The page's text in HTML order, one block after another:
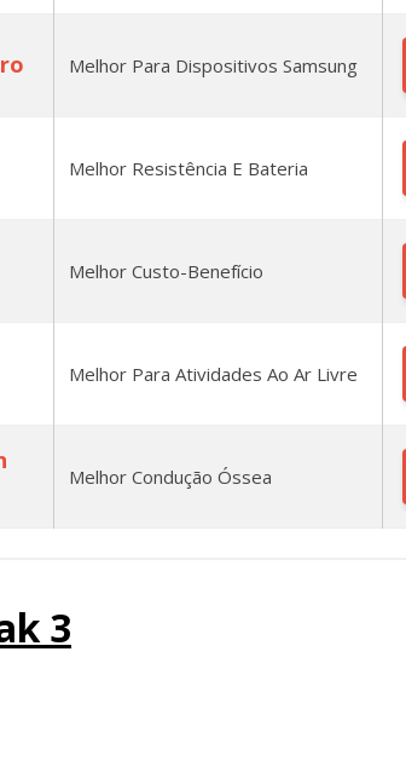
Melhor Para Dispositivos Samsung
Melhor Resistência E Bateria
Melhor Custo-Benefício
Melhor Para Atividades Ao Ar Livre
Melhor Condução Óssea
3